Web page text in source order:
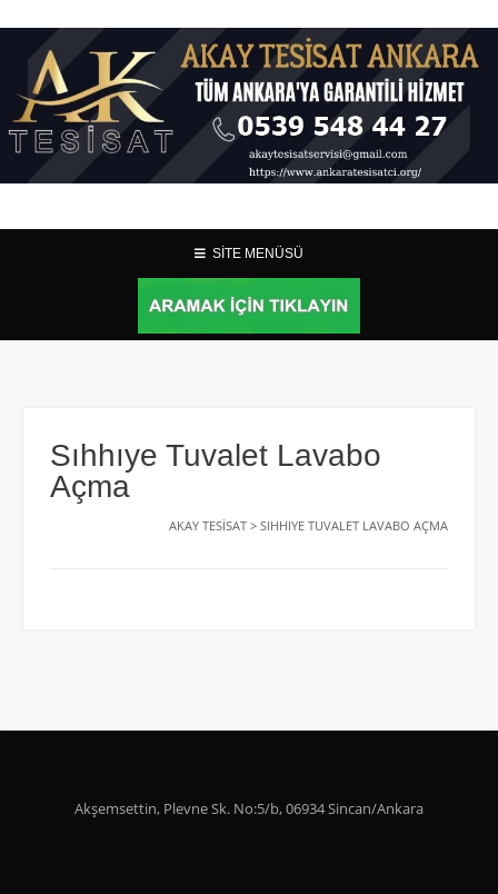
SİTE MENÜSÜ
Sıhhıye Tuvalet Lavabo
Açma
AKAY TESISAT > SIHHIYE TUVALET LAVABO AÇMA
Akşemsettin, Plevne Sk. No:5/b, 06934 Sincan/Ankara